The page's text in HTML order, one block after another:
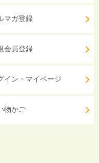
マガ登録
会員登録
イン・マイページ
物かご